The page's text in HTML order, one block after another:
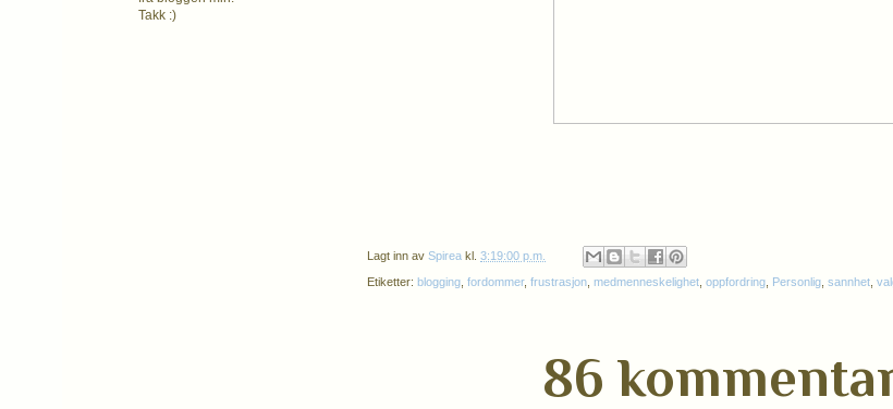
Lagt inn av Spirea kl. 3:19:00 p.m.
Etiketter: blogging fordommer, frustrasjon medmenneskelighet oppfordring Personlig sannhet
86
Takk :)